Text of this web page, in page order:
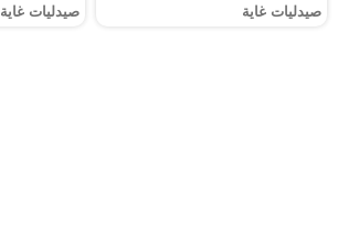
صيدليات غاية صيدليات غاية